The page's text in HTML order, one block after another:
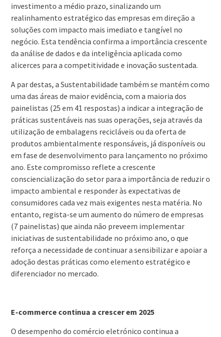
investimento a médio prazo, sinalizando um
realinhamento estratégico das empresas em direção a
soluções com impacto mais imediato e tangível no
negócio. Esta tendência confirma a importância crescente
da análise de dados e da inteligência aplicada como
alicerces para a competitividade e inovação sustentada.
A par destas, a Sustentabilidade também se mantém como
uma das áreas de maior evidência, com a maioria dos
painelistas (25 em 41 respostas) a indicar a integração de
práticas sustentáveis nas suas operações, seja através da
utilização de embalagens recicláveis ou da oferta de
produtos ambientalmente responsáveis, já disponíveis ou
em fase de desenvolvimento para lançamento no próximo
ano. Este compromisso reflete a crescente
consciencialização do setor para a importância de reduzir o
impacto ambiental e responder às expectativas de
consumidores cada vez mais exigentes nesta matéria. No
entanto, regista-se um aumento do número de empresas
(7 painelistas) que ainda não preveem implementar
iniciativas de sustentabilidade no próximo ano, o que
reforça a necessidade de continuar a sensibilizar e apoiar a
adoção destas práticas como elemento estratégico e
diferenciador no mercado.
E-commerce continua a crescer em 2025
O desempenho do comércio eletrónico continua a